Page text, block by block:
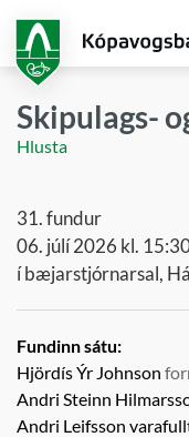
aðalefni
Skipulags-
Hlusta
31. fundur
06. júlí 2026 kl.
í bæjarstjórnarsal,
Fundinn sátu:
Hjördís Ýr Johnson
Andri Steinn
Andri Leifsson